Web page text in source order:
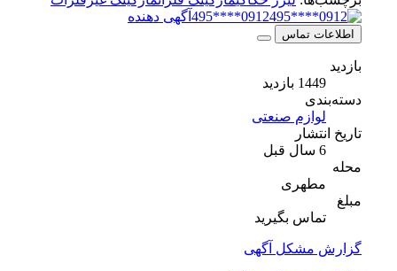
0912****495
آگهی دهنده
اطلاعات تماس
دسته‌بندی
لوازم صنعتی
تاریخ انتشار
مطهری
تماس بگیرید
گزارش مشکل آگهی